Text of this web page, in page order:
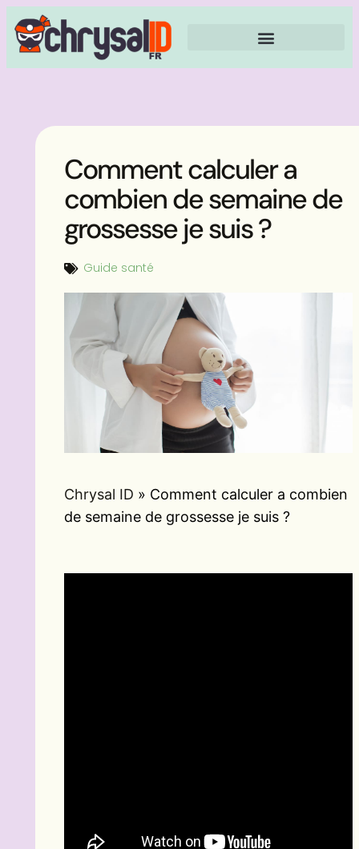
Comment calculer a
combien de semaine de
grossesse je suis ?
Guide santé
Chrysal ID » Comment calculer a combien
de semaine de grossesse je suis ?